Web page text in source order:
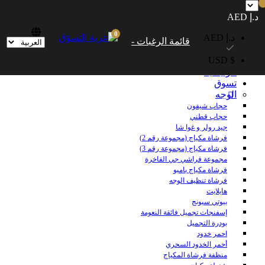
درهمًا إماراتيًا. شحن مجاني عالميًا للطلبات التي تزيد قيمتها عن 600 درهم إماراتي.
تسوق
الوجه
حجاب شيفون
حجاب قطني
جيد رولر و غوا شا
فرشاة مكياج (مجموعة رقم 2)
فرشاة مكياج (مجموعة رقم 3)
مجموعة فراشي جي الفاخرة
فرشاة مكياج بامبو
فرشاة تنظيف الوجه
هايلايت
بيوتي سبونج
إسفنجات تجميل فائقة النعومة
بودرة التجميل
احمر خدود
أحمر الخدود السحري
منظفة فرشاة المكياج
د.إ AED
د.إ AED
$ USD
قائمة الرغبات -
0